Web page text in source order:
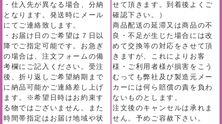
・仕入先が異なる場合、分納
となります。発送時にメール
にてご連絡致します。
・お届け日のご希望は７日以
降でご指定可能です。お急ぎ
の場合は、注文フォームの備
考欄にご記入ください。受注
後、折り返しご希望納期まで
に納品可能かご連絡差し上げ
ます。※希望日時はお約束す
る物ではございません。また
時間帯指定はお届け地域や状
せて頂きます。到着後よくご
確認下さい。）
商品配送の延滞又は商品の不
良・不足が生じた場合には改
めて交換等の対応をさせて頂
きますが、これによりお客
様・ご利用者様が損害をこう
むっても弊社及び製造元メー
カーには何ら賠償の責を負わ
ないものとします。
注文後のキャンセルは承れま
せん。予めご容赦下さい。